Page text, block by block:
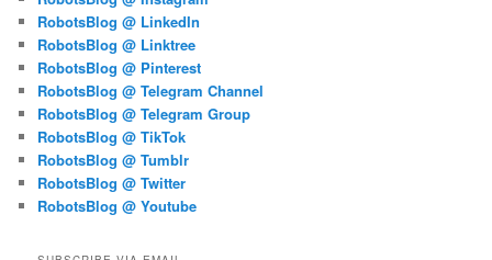
RobotsBlog @ LinkedIn
RobotsBlog @ Linktree
RobotsBlog @ Pinterest
RobotsBlog @ Telegram Channel
RobotsBlog @ Telegram Group
RobotsBlog @ TikTok
RobotsBlog @ Tumblr
RobotsBlog @ Twitter
RobotsBlog @ Youtube